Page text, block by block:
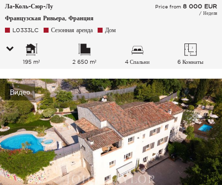
Ла-Коль-Сюр-Лу
Французская Ривьера, Франция
Price from 8 000 EUR
/ Неделя
L0333LC Сезонная аренда Дом
195 m² 2 650 m² 4 Спальни 6 Комнаты
Видео